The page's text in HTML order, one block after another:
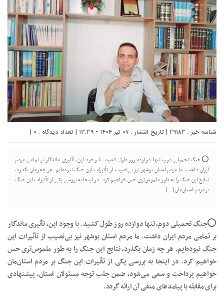
شناسه خبر : 29183 | تاریخ انتشار : ۰۷ تیر ۱۴۰۴ - ۱۳:۳۹ | تعداد دیدگاه : 0
|
⭕جنگ تحمیلی دوم، تنها دوازده روز طول کشید. با وجود این، تأثیری ماندگار بر تمامی مردم
ایران داشت. ما مردم استان بوشهر نیز بی‌نصیب از تأثیرات این جنگ نبوده‌ایم. هر چه زمان بگذرد،
نتایج این جنگ را به طور ملموس‌تری حس خواهیم کرد. در اینجا به بررسی یکی از تأثیرات این جنگ
بر مردم استان‌مان […]
⭕جنگ تحمیلی دوم، تنها دوازده روز طول کشید. با وجود این، تأثیری ماندگار
بر تمامی مردم ایران داشت. ما مردم استان بوشهر نیز بی‌نصیب از تأثیرات این
جنگ نبوده‌ایم. هر چه زمان بگذرد، نتایج این جنگ را به طور ملموس‌تری حس
خواهیم کرد. در اینجا به بررسی یکی از تأثیرات این جنگ بر مردم استان‌مان
خواهیم پرداخت و سعی می‌شود، ضمن جلب توجه مسئولان استان، پیشنهادی
برای مقابله با پیامدهای منفی آن ارائه گردد.